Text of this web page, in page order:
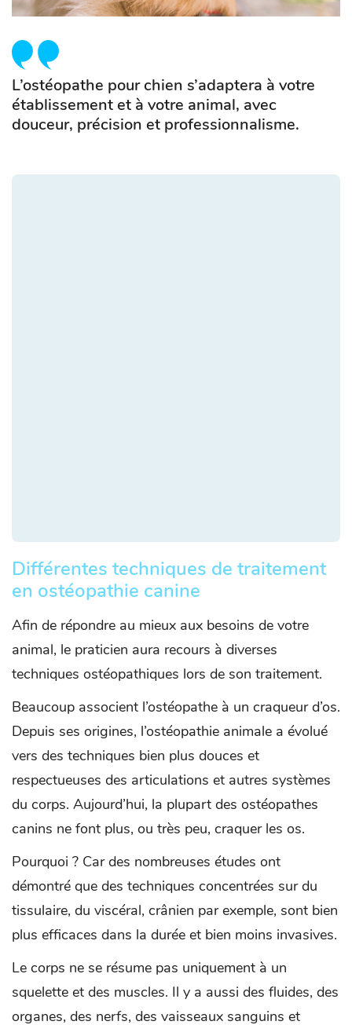
L’ostéopathe pour chien s’adaptera à votre
établissement et à votre animal, avec
douceur, précision et professionnalisme.
Différentes techniques de traitement
en ostéopathie canine
Afin de répondre au mieux aux besoins de votre
animal, le praticien aura recours à diverses
techniques ostéopathiques lors de son traitement.
Beaucoup associent l’ostéopathe à un craqueur d’os.
Depuis ses origines, l’ostéopathie animale a évolué
vers des techniques bien plus douces et
respectueuses des articulations et autres systèmes
du corps. Aujourd’hui, la plupart des ostéopathes
canins ne font plus, ou très peu, craquer les os.
Pourquoi ? Car des nombreuses études ont
démontré que des techniques concentrées sur du
tissulaire, du viscéral, crânien par exemple, sont bien
plus efficaces dans la durée et bien moins invasives.
Le corps ne se résume pas uniquement à un
squelette et des muscles. Il y a aussi des fluides, des
organes, des nerfs, des vaisseaux sanguins et